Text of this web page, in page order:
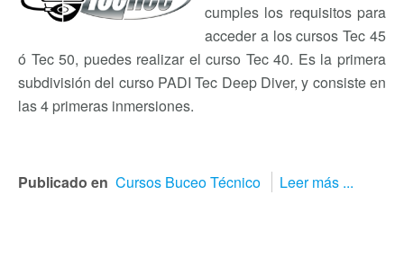
cumples los requisitos para
acceder a los cursos Tec 45
ó Tec 50, puedes realizar el curso Tec 40. Es la primera
subdivisión del curso PADI Tec Deep Diver, y consiste en
las 4 primeras inmersiones.
Publicado en Cursos Buceo Técnico Leer más ...